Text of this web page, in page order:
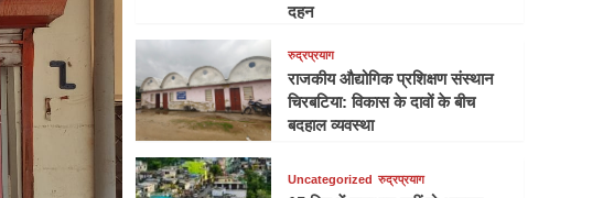
दहन
रुद्रप्रयाग
राजकीय औद्योगिक प्रशिक्षण संस्थान
चिरबटिया: विकास के दावों के बीच
बदहाल व्यवस्था
Uncategorized रुद्रप्रयाग